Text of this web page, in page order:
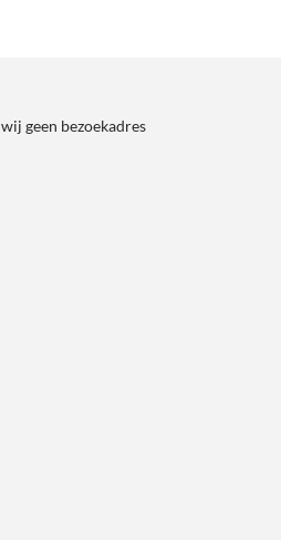
geen bezoekadres